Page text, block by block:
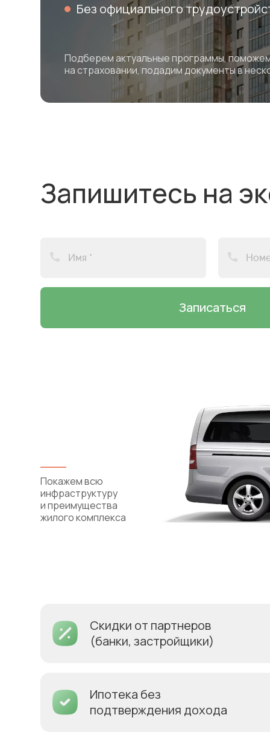
Без официального
Подберем актуальные программы,
на страховании, подадим документы в
Запишитесь на
Записаться
Покажем всю
инфраструктуру
и преимущества
жилого комплекса
Скидки от партнеров
(банки, застройщики)
Ипотека без
подтверждения дохода